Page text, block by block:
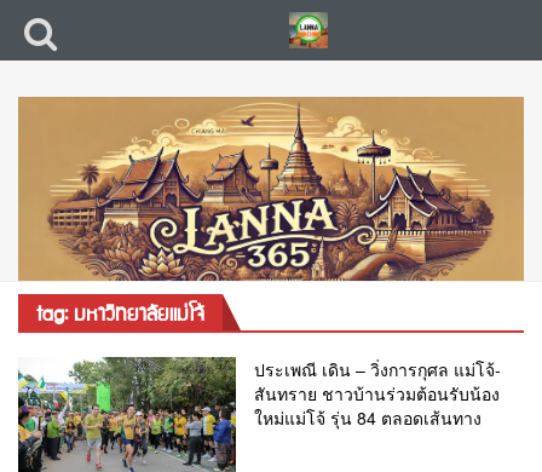
tag: มหาวิทยาลัยแม่โจ้
ประเพณี เดิน – วิ่งการกุศล แม่โจ้-
สันทราย ชาวบ้านร่วมต้อนรับน้อง
ใหม่แม่โจ้ รุ่น 84 ตลอดเส้นทาง